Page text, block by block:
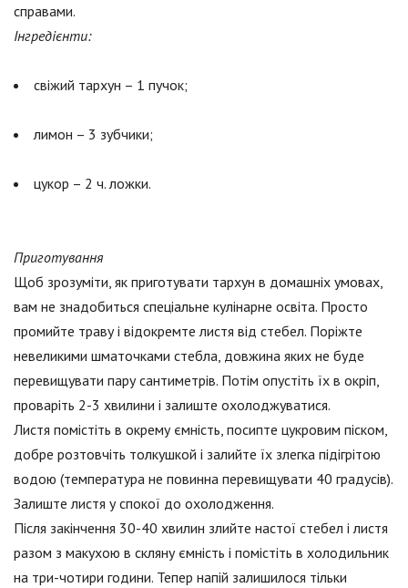
справами.
Інгредієнти:
свіжий тархун – 1 пучок;
лимон – 3 зубчики;
цукор – 2 ч. ложки.
Приготування
Щоб зрозуміти, як приготувати тархун в домашніх умовах,
вам не знадобиться спеціальне кулінарне освіта. Просто
промийте траву і відокремте листя від стебел. Поріжте
невеликими шматочками стебла, довжина яких не буде
перевищувати пару сантиметрів. Потім опустіть їх в окріп,
проваріть 2-3 хвилини і залиште охолоджуватися.
Листя помістіть в окрему ємність, посипте цукровим піском,
добре розтовчіть толкушкой і залийте їх злегка підігрітою
водою (температура не повинна перевищувати 40 градусів).
Залиште листя у спокої до охолодження.
Після закінчення 30-40 хвилин злийте настої стебел і листя
разом з макухою в скляну ємність і помістіть в холодильник
на три-чотири години. Тепер напій залишилося тільки